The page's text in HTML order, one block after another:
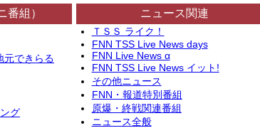
番組）
元できらる
グ
ニュース関連
ＴＳＳ ライク！
FNN TSS Live News days
FNN Live News α
FNN TSS Live News イット!
その他ニュース
FNN・報道特別番組
原爆・終戦関連番組
ニュース全般